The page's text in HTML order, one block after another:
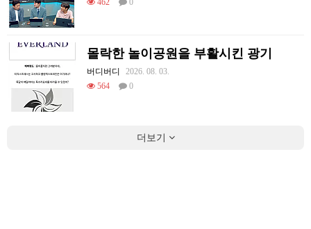
몰락한 놀이공원을 부활시킨 광기
버디버디
2026. 08. 03.
564
0
더보기